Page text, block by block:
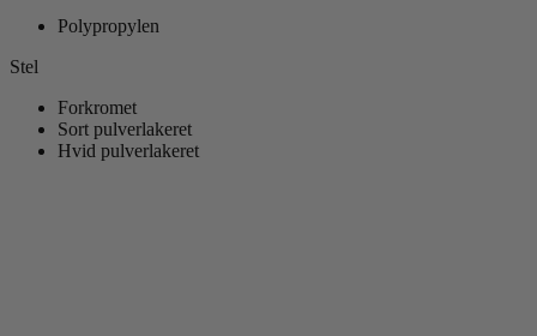
Polypropylen
Stel
Forkromet
Sort pulverlakeret
Hvid pulverlakeret